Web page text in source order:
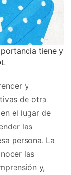
tiene y
y
de otra
el lugar de
las
persona. La
las
y,